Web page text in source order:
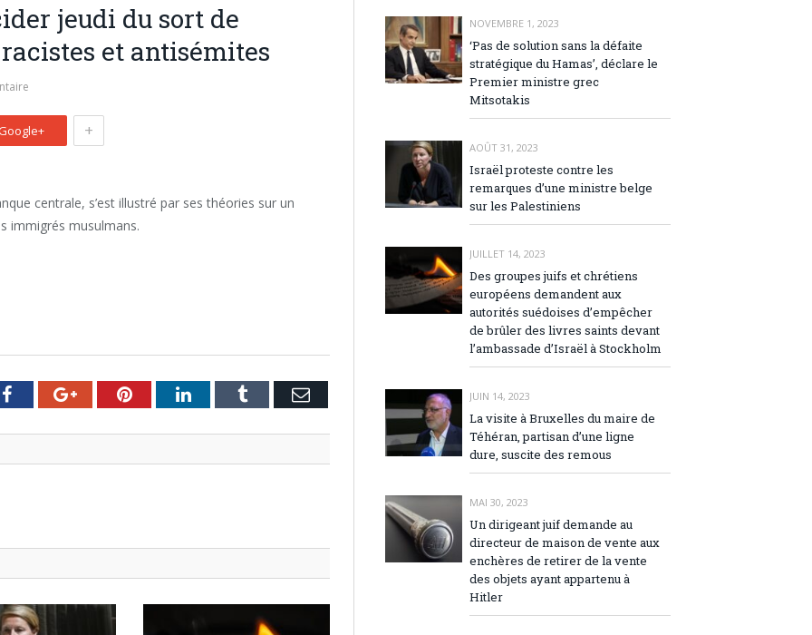
jeudi du sort de
et antisémites
Google+ +
centrale, s’est illustré par ses théories sur un
immigrés musulmans.
FacebookGoogle+PinterestLinkedInTumblr Email
NOVEMBRE 1, 2023
‘Pas de solution sans la défaite
stratégique du Hamas’, déclare le
Premier ministre grec
Mitsotakis
AOÛT 31, 2023
Israël proteste contre les
remarques d’une ministre belge
sur les Palestiniens
JUILLET 14, 2023
Des groupes juifs et chrétiens
européens demandent aux
autorités suédoises d’empêcher
de brûler des livres saints devant
l’ambassade d’Israël à Stockholm
JUIN 14, 2023
La visite à Bruxelles du maire de
Téhéran, partisan d’une ligne
dure, suscite des remous
MAI 30, 2023
Un dirigeant juif demande au
directeur de maison de vente aux
enchères de retirer de la vente
des objets ayant appartenu à
Hitler